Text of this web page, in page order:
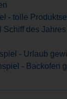
- tolle
Schiff des
- Urlaub
- Backofen